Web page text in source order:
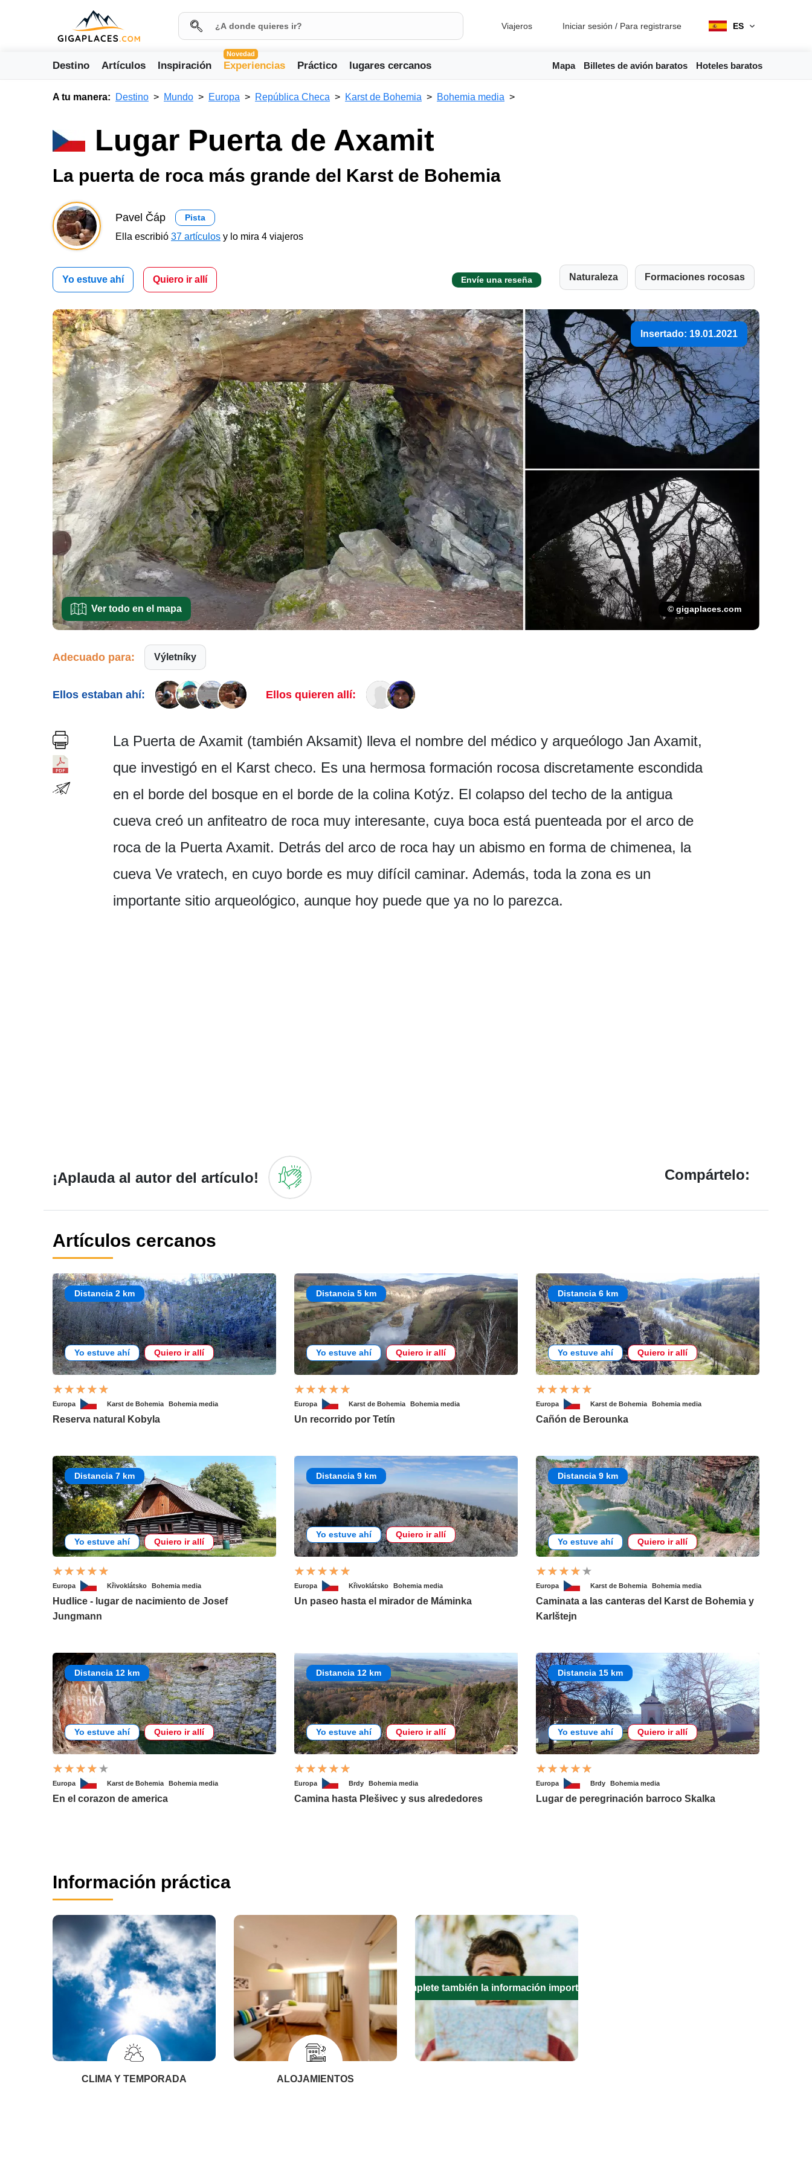
Viajeros Iniciar sesión / Para registrarse ES
Destino Artículos Inspiración
Novedad
Experiencias Práctico lugares cercanos Mapa Billetes de avión baratos Hoteles baratos
A tu manera: Destino Mundo Europa República Checa Karst de Bohemia Bohemia media
Lugar Puerta de Axamit
La puerta de roca más grande del Karst de Bohemia
Pavel Čáp Pista
Ella escribió 37 artículos y lo mira 4 viajeros
Yo estuve ahí Quiero ir allí Envíe una reseña Naturaleza Formaciones rocosas
Insertado: 19.01.2021
Ver todo en el mapa © gigaplaces.com
Adecuado para: Výletníky
Ellos estaban ahí: Ellos quieren allí:
La Puerta de Axamit (también Aksamit) lleva el nombre del médico y arqueólogo Jan Axamit,
que investigó en el Karst checo. Es una hermosa formación rocosa discretamente escondida
en el borde del bosque en el borde de la colina Kotýz. El colapso del techo de la antigua
cueva creó un anfiteatro de roca muy interesante, cuya boca está puenteada por el arco de
roca de la Puerta Axamit. Detrás del arco de roca hay un abismo en forma de chimenea, la
cueva Ve vratech, en cuyo borde es muy difícil caminar. Además, toda la zona es un
importante sitio arqueológico, aunque hoy puede que ya no lo parezca.
¡Aplauda al autor del artículo! Compártelo:
Artículos cercanos
Distancia 2 km
Yo estuve ahí Quiero ir allí
Europa Karst de Bohemia Bohemia media
Reserva natural Kobyla
Distancia 5 km
Yo estuve ahí Quiero ir allí
Europa Karst de Bohemia Bohemia media
Un recorrido por Tetín
Distancia 6 km
Yo estuve ahí Quiero ir allí
Europa Karst de Bohemia Bohemia media
Cañón de Berounka
Distancia 7 km
Yo estuve ahí Quiero ir allí
Europa Křivoklátsko Bohemia media
Hudlice - lugar de nacimiento de Josef
Jungmann
Distancia 9 km
Yo estuve ahí Quiero ir allí
Europa Křivoklátsko Bohemia media
Un paseo hasta el mirador de Máminka
Distancia 9 km
Yo estuve ahí Quiero ir allí
Europa Karst de Bohemia Bohemia media
Caminata a las canteras del Karst de Bohemia y
Karlštejn
Distancia 12 km
Yo estuve ahí Quiero ir allí
Europa Karst de Bohemia Bohemia media
En el corazon de america
Distancia 12 km
Yo estuve ahí Quiero ir allí
Europa Brdy Bohemia media
Camina hasta Plešivec y sus alrededores
Distancia 15 km
Yo estuve ahí Quiero ir allí
Europa Brdy Bohemia media
Lugar de peregrinación barroco Skalka
Información práctica
CLIMA Y TEMPORADA ALOJAMIENTOS
Complete también la información importante